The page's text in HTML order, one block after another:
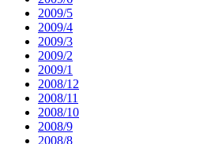
2009/5
2009/4
2009/3
2009/2
2009/1
2008/12
2008/11
2008/10
2008/9
2008/8